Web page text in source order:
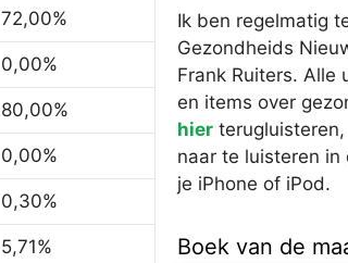
72,00%
0,00%
80,00%
0,00%
0,30%
5,71%
Ik ben regelmatig
Gezondheids
Frank Ruiters. Alle
en items over
hier
naar te luisteren in
je iPhone of iPod.
Boek van de